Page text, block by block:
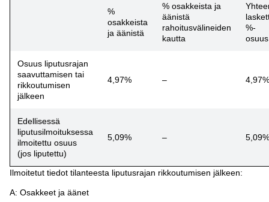
%
osakkeista
ja äänistä
% osakkeista ja
äänistä
rahoitusvälineiden
kautta
%-
osuus
Osuus liputusrajan
saavuttamisen tai
rikkoutumisen
jälkeen
4,97% – 4,97%
Edellisessä
liputusilmoituksessa
ilmoitettu osuus
(jos liputettu)
5,09% – 5,09%
Ilmoitetut tiedot tilanteesta liputusrajan rikkoutumisen jälkeen:
A: Osakkeet ja äänet